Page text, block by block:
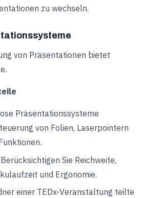
zu wechseln.
von Präsentationen bietet
Präsentationssysteme
von Folien, Laserpointern
Sie Reichweite,
und Ergonomie.
einer TEDx-Veranstaltung teilte